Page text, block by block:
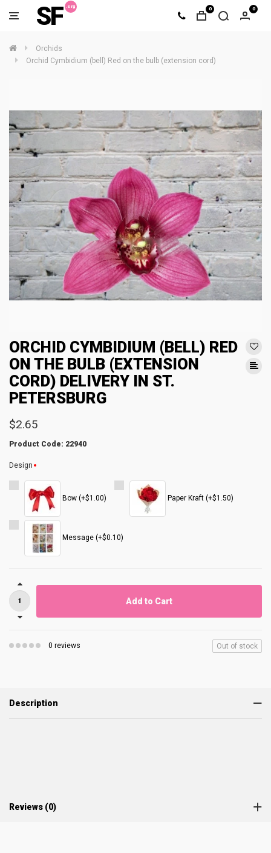
SF 0 0
Orchids
Orchid Cymbidium (bell) Red on the bulb (extension cord)
ORCHID CYMBIDIUM (BELL) RED
ON THE BULB (EXTENSION
CORD) DELIVERY IN ST.
PETERSBURG
$2.65
Product Code: 22940
Design
Bow (+$1.00) Paper Kraft (+$1.50)
Message (+$0.10)
Add to Cart
0 reviews Out of stock
Description
Reviews (0)